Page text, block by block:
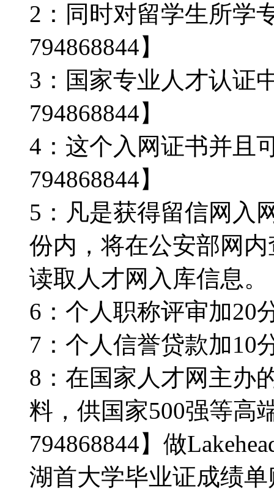
2：同时对留学生所学
794868844】
3：国家专业人才认证
794868844】
4：这个入网证书并且
794868844】
5：凡是获得留信网入
份内，将在公安部网
读取人才网入库信息。
6：个人职称评审加20
7：个人信誉贷款加10
8：在国家人才网主办
料，供国家500强等高
794868844】做
湖首大学毕业证成绩